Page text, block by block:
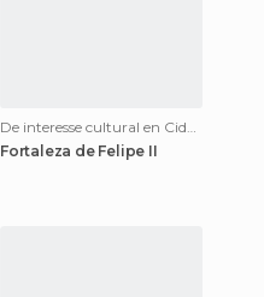
De interesse cultural en Cidade Velha
Fortaleza de Felipe II